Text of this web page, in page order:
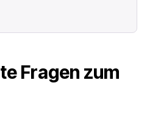
Fragen zum